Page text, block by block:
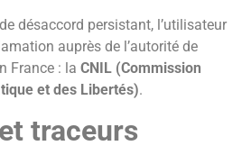
désaccord persistant, l’utilisateur
auprès de l’autorité de
France : la CNIL (Commission
et des Libertés).
traceurs